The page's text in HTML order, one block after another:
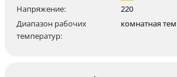
Напряжение:
220
Диапазон рабочих
температур:
комнатная